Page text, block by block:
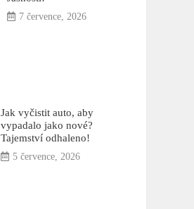
7 července, 2026
Jak vyčistit auto, aby
vypadalo jako nové?
Tajemství odhaleno!
5 července, 2026